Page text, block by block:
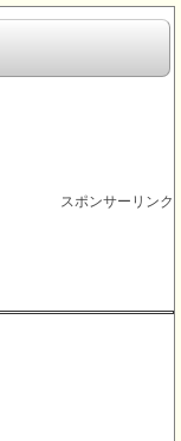
スポンサーリンク